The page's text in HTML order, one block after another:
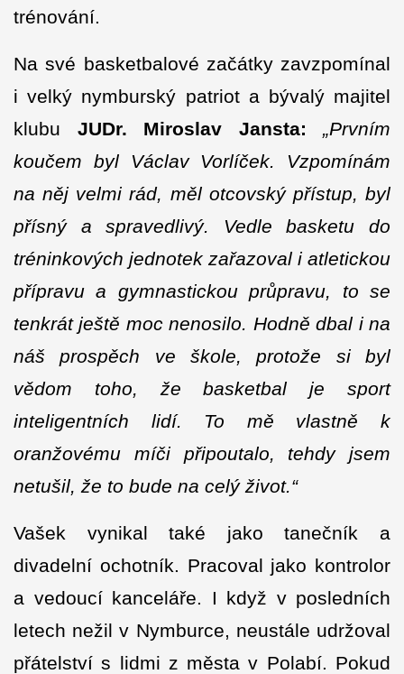
trénování.
Na své basketbalové začátky zavzpomínal
i velký nymburský patriot a bývalý majitel
klubu JUDr. Miroslav Jansta:
„Prvním
koučem byl Václav Vorlíček. Vzpomínám
na něj velmi rád, měl otcovský přístup, byl
přísný a spravedlivý. Vedle basketu do
tréninkových jednotek zařazoval i atletickou
přípravu a gymnastickou průpravu, to se
tenkrát ještě moc nenosilo. Hodně dbal i na
náš prospěch ve škole, protože si byl
vědom toho, že basketbal je sport
inteligentních lidí. To mě vlastně k
oranžovému míči připoutalo, tehdy jsem
netušil, že to bude na celý život.“
Vašek vynikal také jako tanečník a
divadelní ochotník. Pracoval jako kontrolor
a vedoucí kanceláře. I když v posledních
letech nežil v Nymburce, neustále udržoval
přátelství s lidmi z města v Polabí. Pokud